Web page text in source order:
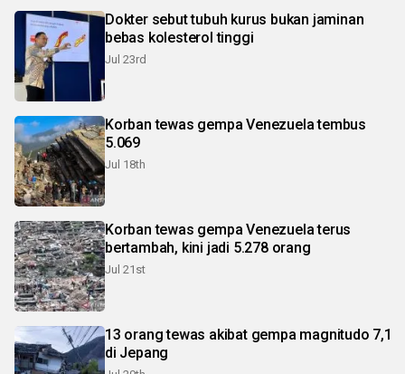
Dokter sebut tubuh kurus bukan jaminan
bebas kolesterol tinggi
Jul 23rd
Korban tewas gempa Venezuela tembus
5.069
Jul 18th
Korban tewas gempa Venezuela terus
bertambah, kini jadi 5.278 orang
Jul 21st
13 orang tewas akibat gempa magnitudo 7,1
di Jepang